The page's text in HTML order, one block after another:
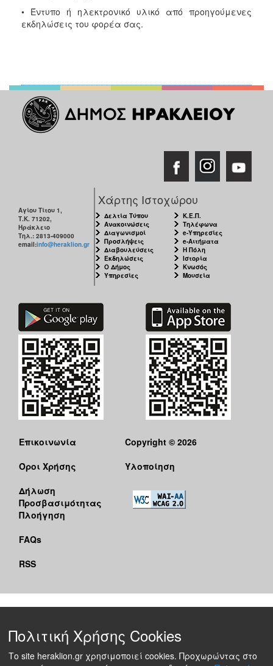
• Έντυπο ή ηλεκτρονικό υλικό από προηγούμενες
εκδηλώσεις του φορέα σας.
Αγίου Τίτου 1,
Τ.Κ. 71202,
Ηράκλειο
Τηλ.: 2813-409000
email:info@heraklion.gr
Χάρτης Ιστοχώρου
Δελτία Τύπου
Ανακοινώσεις
Διαγωνισμοί
Προσλήψεις
Διαβουλεύσεις
Εκδηλώσεις
Ο Δήμος
Υπηρεσίες
Κ.Ε.Π.
Τηλέφωνα
e-Υπηρεσίες
e-Αιτήματα
Η Πόλη
Ιστορία
Κνωσός
Μουσεία
Επικοινωνία
Όροι Χρήσης
Δήλωση
Προσβασιμότητας
Πλοήγηση
FAQs
RSS
Copyright © 2026
Υλοποίηση
Πολιτική Χρήσης Cookies
Το site heraklion.gr χρησιμοποιεί cookies. Προχωρώντας στο